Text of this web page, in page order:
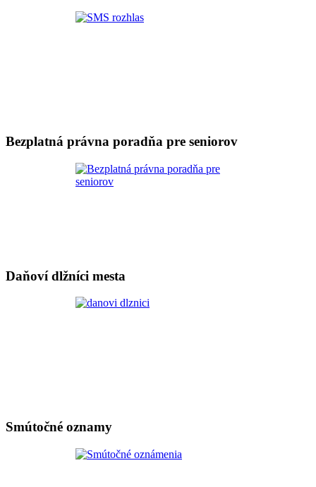
Bezplatná právna poradňa pre seniorov
Daňoví dlžníci mesta
Smútočné oznamy